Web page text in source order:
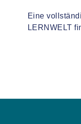
Eine
LERNWELT